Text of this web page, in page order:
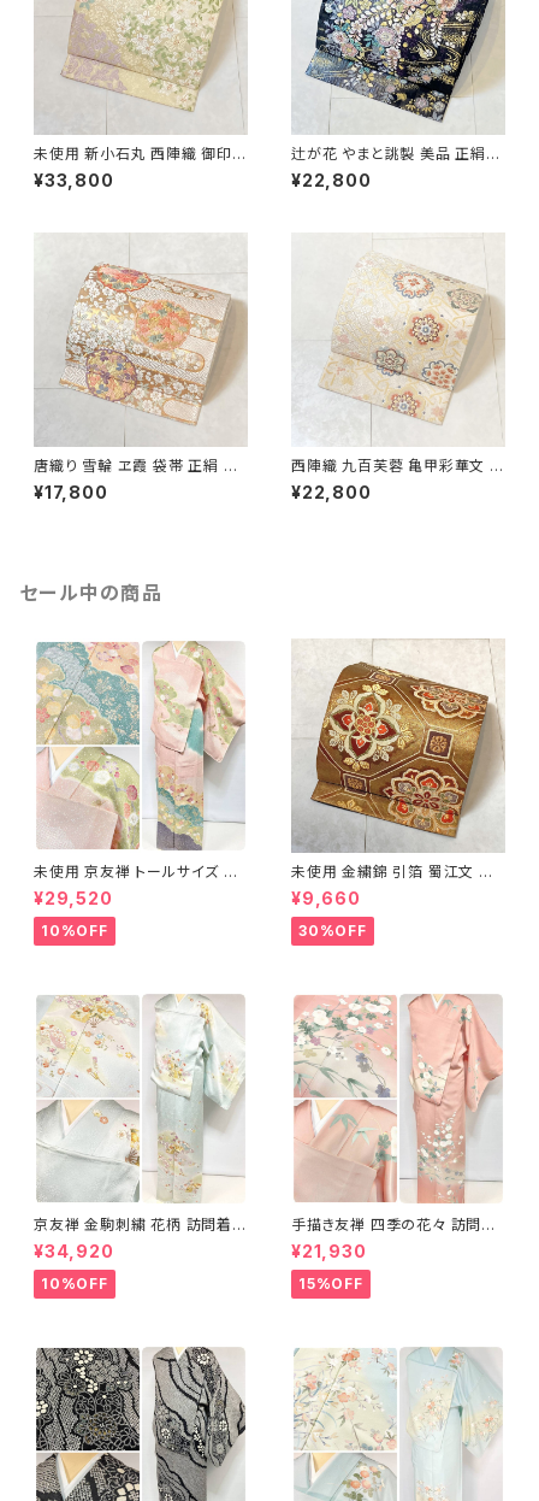
未使用 新小石丸 西陣織 御印華
唐織 花柄 袋帯 正絹 金糸 白 ク
リーム ピンク 紫 576
¥33,800
辻が花 やまと誂製 美品 正絹
金糸 袋帯 黒 紺 紫 パステルカ
ラー 702
¥22,800
唐織り 雪輪 ヱ霞 袋帯 正絹 金
糸 白 ピンク 水色 紫 パステルカ
ラー 531
¥17,800
西陣織 九百芙蓉 亀甲彩華文 唐
織り 袋帯 正絹 金糸 クリーム色
白 667
¥22,800
セール中の商品
未使用 京友禅 トールサイズ 染
め分け 金彩 訪問着 袷 正絹 ピ
ンク 黄緑 紫 黄色 1438
¥29,520
10%OFF
未使用 金繍錦 引箔 蜀江文 唐
織 華紋 袋帯 正絹 金糸 ゴール
ド 赤 紫 710
¥9,660
30%OFF
京友禅 金駒刺繍 花柄 訪問着
正絹 水色 黄緑 パステルカラー
アイスグリーン 1433
¥34,920
10%OFF
手描き友禅 四季の花々 訪問着
袷 正絹 サーモンピンク クリー
ム 白 桃花色 1434
¥21,930
15%OFF